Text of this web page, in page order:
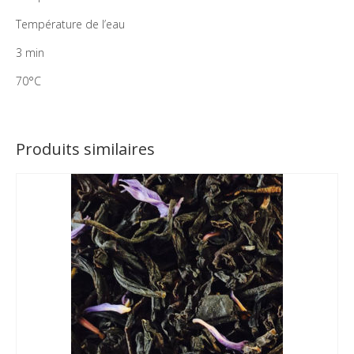
Température de l’eau
3 min
70°C
Produits similaires